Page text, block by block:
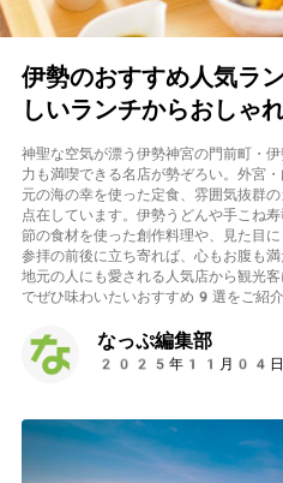
伊勢のおすすめ人気ラ
しいランチからおしゃ
神聖な空気が漂う伊勢神宮の門前町・
力も満喫できる名店が勢ぞろい。外宮
元の海の幸を使った定食、雰囲気抜群
点在しています。伊勢うどんや手こね
節の食材を使った創作料理や、見た目
参拝の前後に立ち寄れば、心もお腹も
地元の人にも愛される人気店から観光
でぜひ味わいたいおすすめ9選をご紹介
なっぷ編集部
2025年11月04日